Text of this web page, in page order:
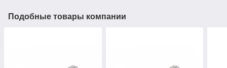
Подобные товары компании